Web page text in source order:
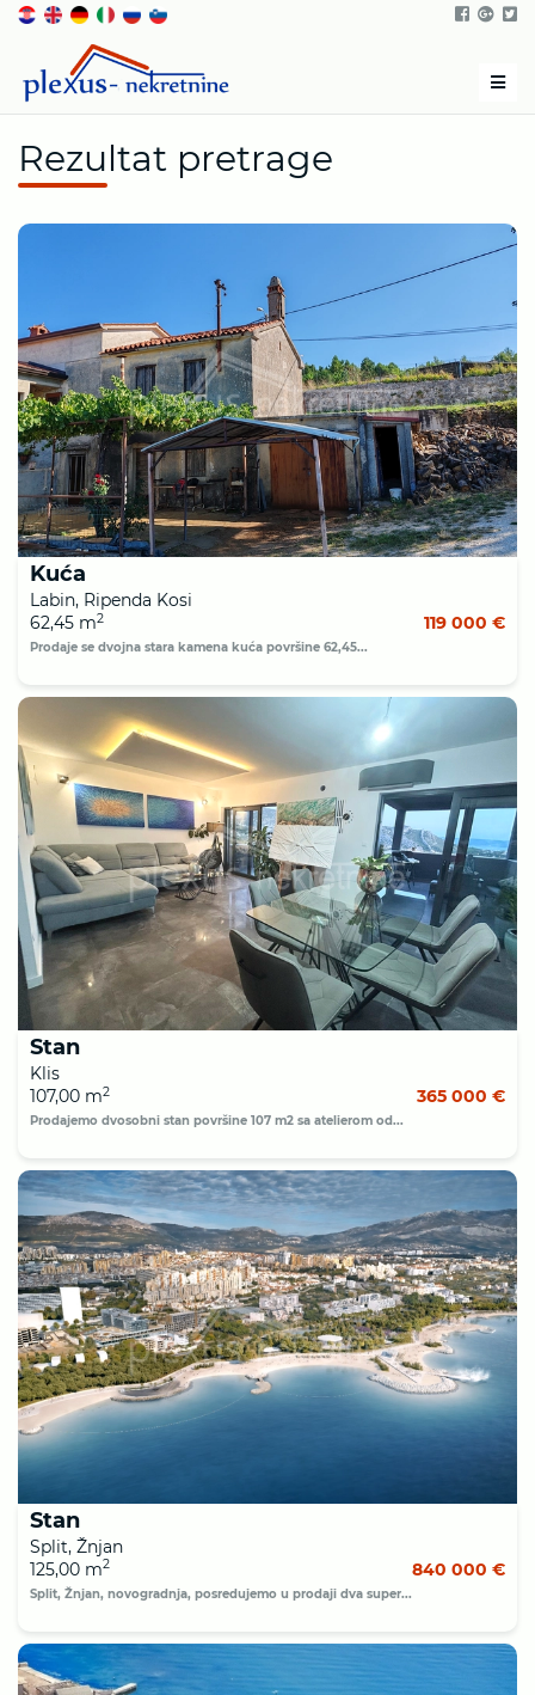
Menu
Rezultat pretrage
Kuća
Labin, Ripenda Kosi
62,45 m2 119 000 €
Prodaje se dvojna stara kamena kuća površine 62,45...
Stan
Klis
107,00 m2 365 000 €
Prodajemo dvosobni stan površine 107 m2 sa atelierom od...
Stan
Split, Žnjan
125,00 m2 840 000 €
Split, Žnjan, novogradnja, posredujemo u prodaji dva super...